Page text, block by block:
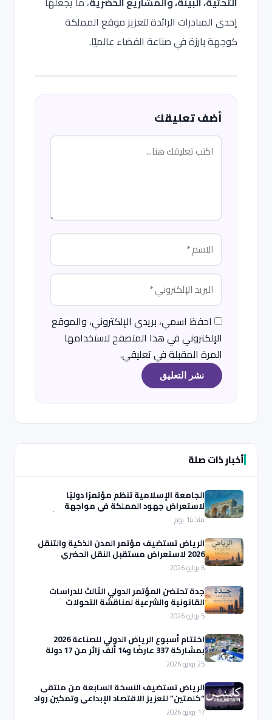
إحدى المبادرات الرائدة لتعزيز موقع المملكة
كوجهة بارزة في صناعة الفضاء عالميًا.
أضف تعليقك
احفظ اسمي، بريدي الإلكتروني، والموقع
الإلكتروني في هذا المتصفح لاستخدامها
المرة المقبلة في تعليقي.
أخبار ذات صلة
الجامعة الإسلامية تنظم مؤتمرًا دوليًا
لاستعراض جهود المملكة في مواجهة
الانحرافات الفكرية بمشاركة ممثلين من أكثر
منذ 14 يوم
الرياض تستضيف مؤتمر المدن الذكية والتنقل
2026 لاستعراض مستقبل النقل الحضري
والتقنيات الذكية
6 يوليو 2026
جدة تحتضن المؤتمر الدولي الثالث للدراسات
القانونية والشرعية لمناقشة التحولات
التشريعية والرقمية
5 يوليو 2026
اختتام أسبوع الرياض الدولي للصناعة 2026
بمشاركة 337 عارضًا و14 ألف زائر من 17 دولة
25 يونيو 2026
الرياض تستضيف النسخة السابعة من ملتقى
“كلمتين” لتعزيز الاقتصاد الإبداعي وتمكين رواد
الأعمال الثقافيين
17 يونيو 2026